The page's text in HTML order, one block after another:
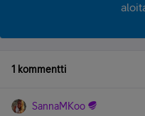
1 kommentti
SannaMKoo